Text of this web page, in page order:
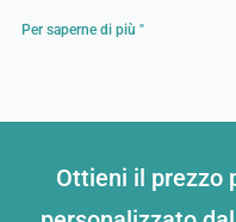
Per saperne di più "
Ottieni il prezzo